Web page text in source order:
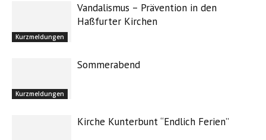
Kurzmeldungen
Vandalismus – Prävention in den
Haßfurter Kirchen
Kurzmeldungen
Sommerabend
Kirche Kunterbunt “Endlich Ferien”